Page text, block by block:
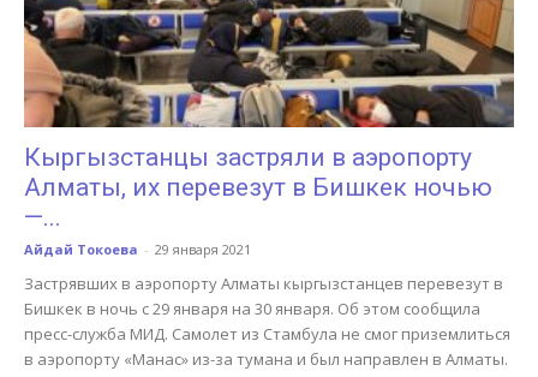
Кыргызстана
Кыргызстанцы застряли в аэропорту
Алматы, их перевезут в Бишкек ночью
—...
Айдай Токоева - 29 января 2021
Застрявших в аэропорту Алматы кыргызстанцев перевезут в
Бишкек в ночь с 29 января на 30 января. Об этом сообщила
пресс-служба МИД. Самолет из Стамбула не смог приземлиться
в аэропорту «Манас» из-за тумана и был направлен в Алматы.